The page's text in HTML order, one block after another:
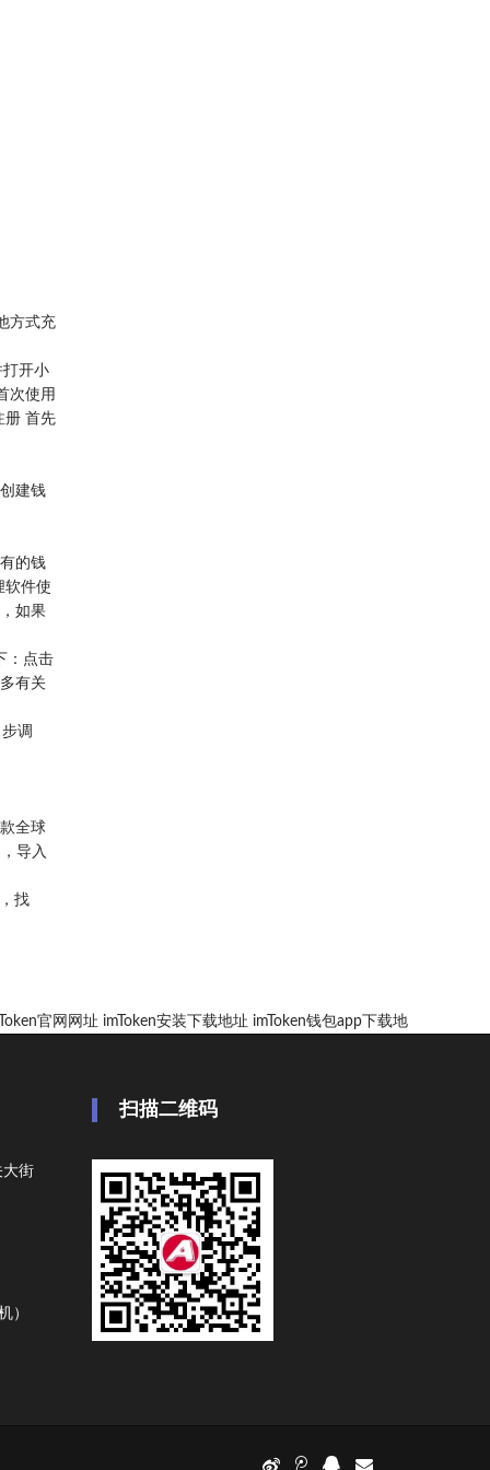
方式充
打开小
次使用
册 首先
建钱
的钱
软件使
如果
：点击
有关
调
全球
导入
找
官网网址 imToken安装下载地址 imToken钱包app下载地
街
）
扫描二维码